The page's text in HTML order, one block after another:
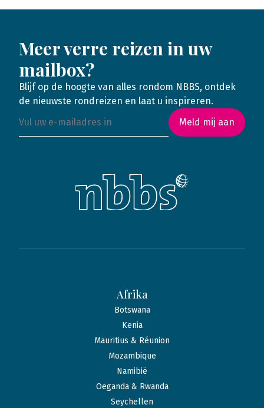
Meer verre reizen in uw
mailbox?
Blijf op de hoogte van alles rondom NBBS, ontdek
de nieuwste rondreizen en laat u inspireren.
Meld mij aan
Afrika
Botswana
Kenia
Mauritius & Réunion
Mozambique
Namibië
Oeganda & Rwanda
Seychellen